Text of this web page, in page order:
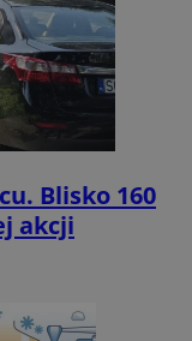
Blisko 160
akcji